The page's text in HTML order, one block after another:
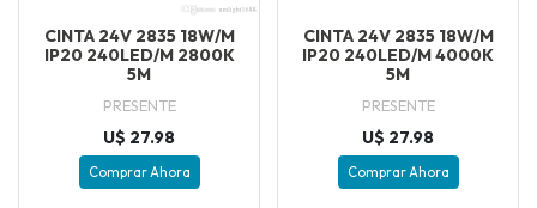
CINTA 24V 2835 18W/M
IP20 240LED/M 2800K
5M
PRESENTE
U$ 27.98
Comprar Ahora
CINTA 24V 2835 18W/M
IP20 240LED/M 4000K
5M
PRESENTE
U$ 27.98
Comprar Ahora